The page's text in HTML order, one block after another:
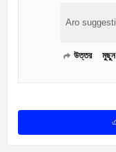
Aro
উত্তর মুছুন